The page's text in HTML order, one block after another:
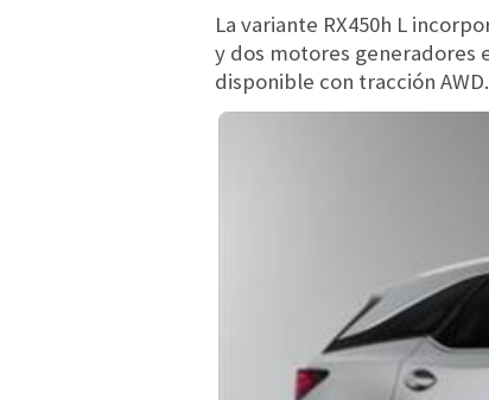
La variante RX450h L
y dos motores generadores
disponible con tracción AWD.